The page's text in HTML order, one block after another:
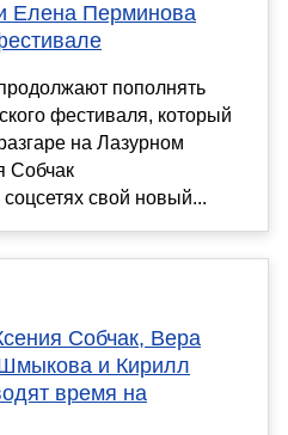
Елена Перминова
пополнять
фестиваля, который
на Лазурном
Собчак
свой новый...
Собчак, Вера
и Кирилл
время на